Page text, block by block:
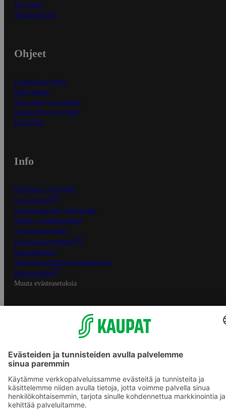
Myymälät
Asiakaspalvelu
Ohjeet
Ensitilaajan ohjeet
Näin maksat
Näin tilaat ja muokkaat
Kaikki ohjeet ja vinkit
In English
Info
S-Business yrityksille
Oiva-raportit
Osuuskauppojen yhteystiedot
Tilaus- ja toimitusehdot
Tietosuojakäytäntö
Palvelun käyttöehdot
Saavutettavuus
Mobiilisovelluksen saavutettavuus
Mainostajalle
Muuta evästeasetuksia
S-ryhmän palvelut
S-ryhmä
Asiakasomistajuus
S-ostoslista -sovellus
Prisma.fi
Sokos.fi